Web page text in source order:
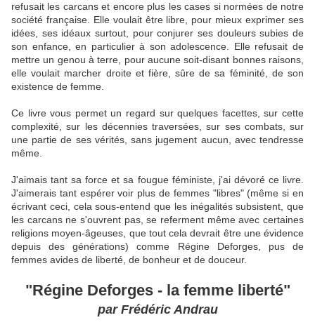
refusait les carcans et encore plus les cases si normées de notre
société française. Elle voulait être libre, pour mieux exprimer ses
idées, ses idéaux surtout, pour conjurer ses douleurs subies de
son enfance, en particulier à son adolescence. Elle refusait de
mettre un genou à terre, pour aucune soit-disant bonnes raisons,
elle voulait marcher droite et fière, sûre de sa féminité, de son
existence de femme.
Ce livre vous permet un regard sur quelques facettes, sur cette
complexité, sur les décennies traversées, sur ses combats, sur
une partie de ses vérités, sans jugement aucun, avec tendresse
même.
J'aimais tant sa force et sa fougue féministe, j'ai dévoré ce livre.
J'aimerais tant espérer voir plus de femmes "libres" (même si en
écrivant ceci, cela sous-entend que les inégalités subsistent, que
les carcans ne s'ouvrent pas, se referment même avec certaines
religions moyen-âgeuses, que tout cela devrait être une évidence
depuis des générations) comme Régine Deforges, pus de
femmes avides de liberté, de bonheur et de douceur.
"Régine Deforges - la femme liberté"
par Frédéric Andrau